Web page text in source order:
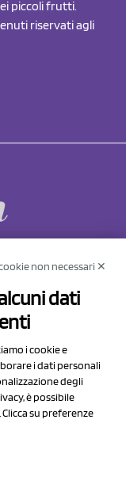
piccoli frutti.
riservati agli
315/1
i.v.
non necessari ✕
dati
i cookie e
i dati personali
degli
è possibile
su preferenze